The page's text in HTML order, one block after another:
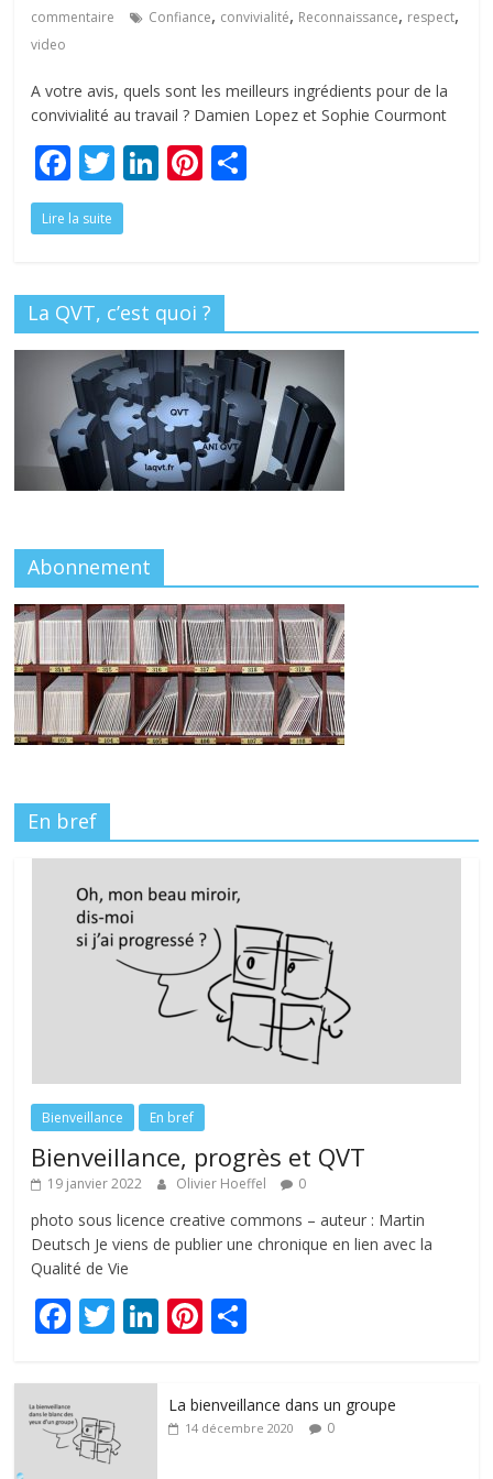
commentaire
Confiance, convivialité, Reconnaissance, respect,
video
A votre avis, quels sont les meilleurs ingrédients pour de la
convivialité au travail ? Damien Lopez et Sophie Courmont
F
ac
e
o
o
k
T
w
itt
Li
dI
n
Pi
st
Lire la suite
La QVT, c’est quoi ?
Abonnement
En bref
Bienveillance En bref
Bienveillance, progrès et QVT
19 janvier 2022 Olivier Hoeffel 0
photo sous licence creative commons – auteur : Martin
Deutsch Je viens de publier une chronique en lien avec la
Qualité de Vie
F
e
b
o
T
itt
er
Li
e
Pi
e g
La bienveillance dans un groupe
14 décembre 2020 0